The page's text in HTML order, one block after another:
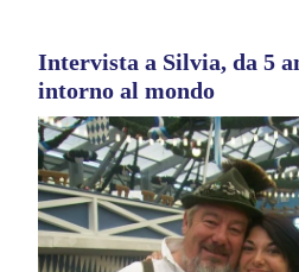
Intervista a Silvia, da 5
intorno al mondo